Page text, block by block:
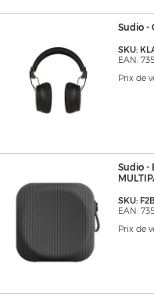
Sudio -
SKU:
EAN:
Prix de
Sudio -
SKU:
EAN:
Prix de